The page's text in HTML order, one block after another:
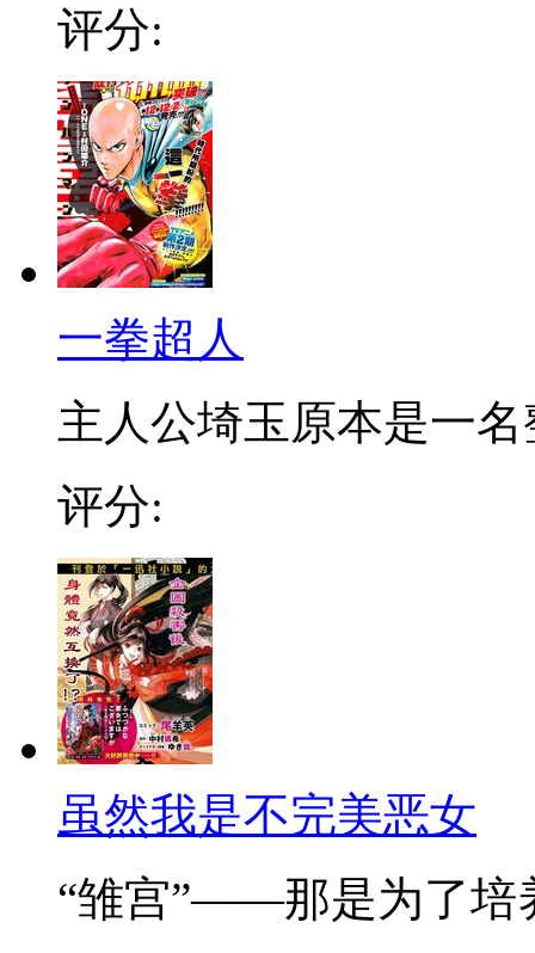
评分:
一拳超人
主人公埼玉原本是一名
评分:
虽然我是不完美恶女
“雏宫”——那是为了培